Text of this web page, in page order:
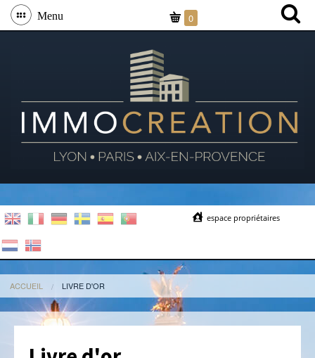
Menu 0
espace propriétaires
ACCUEIL LIVRE D'OR